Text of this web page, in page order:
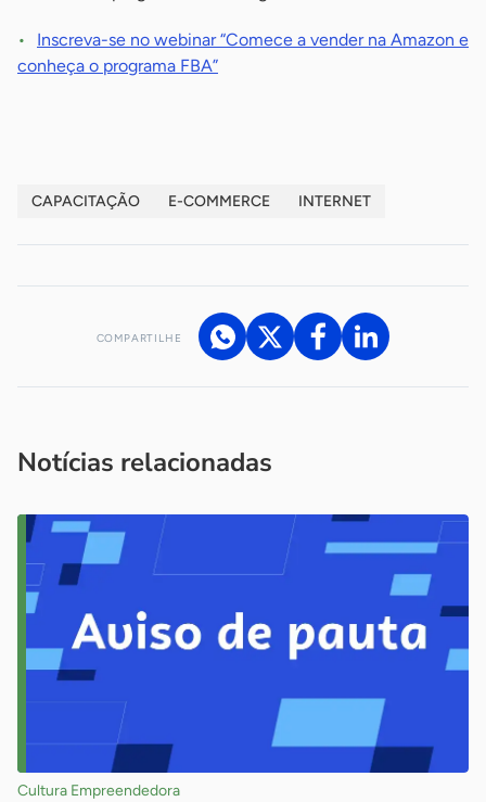
Inscreva-se no webinar “Comece a vender na Amazon e
conheça o programa FBA”
CAPACITAÇÃO E-COMMERCE INTERNET
COMPARTILHE
Notícias relacionadas
Cultura Empreendedora